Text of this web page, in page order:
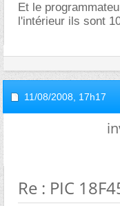
Et le
l'intérieur ils sont
11/08/2008, 17h17
Re : PIC